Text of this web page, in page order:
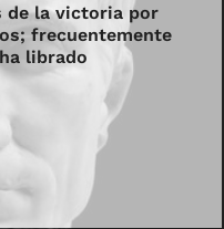
de la victoria por
frecuentemente
librado